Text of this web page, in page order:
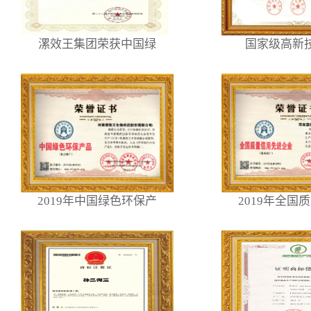
漯效王集团荣获中国绿 国家级高新
2019年中国绿色环保产 2019年全国